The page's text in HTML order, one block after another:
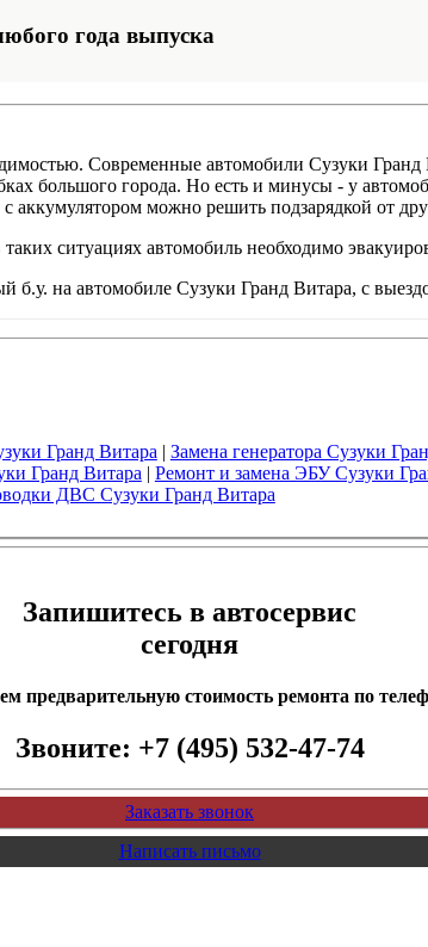
года выпуска
Cовременные автомобили Сузуки
большого города. Но есть и минусы - у
можно решить подзарядкой от
ситуациях автомобиль необходимо
на автомобиле Сузуки Гранд Витара, с
Гранд Витара | Замена генератора Сузуки
Гранд Витара | Ремонт и замена ЭБУ Сузуки
ДВС Сузуки Гранд Витара
Запишитесь в автосервис
сегодня
предварительную стоимость ремонта по
Звоните: +7 (495) 532-47-74
Заказать звонок
Написать письмо